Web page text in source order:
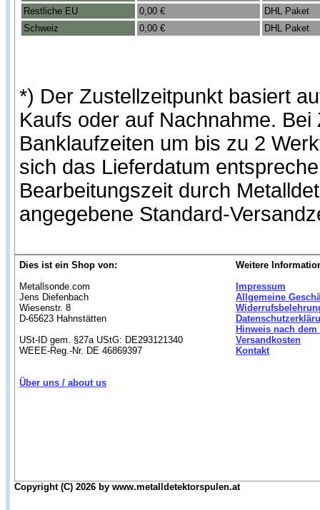
Restliche EU
0,00 €
DHL Paket
Schweiz
0,00 € DHL Paket
*) Der Zustellzeitpunkt basiert
Kaufs oder auf Nachnahme.
Banklaufzeiten um bis zu 2
sich das Lieferdatum
Bearbeitungszeit durch
angegebene Standard-
Dies ist ein Shop von:
Metallsonde.com
Jens Diefenbach
Wiesenstr. 8
D-65623 Hahnstätten
USt-ID gem. §27a UStG: DE293121340
WEEE-Reg.-Nr. DE 46869397
Über uns / about us
Weitere
Impressum
Allgemeine
Hinweis nach
Versandkosten
Kontakt
Copyright (C) 2026 by www.metalldetektorspulen.at